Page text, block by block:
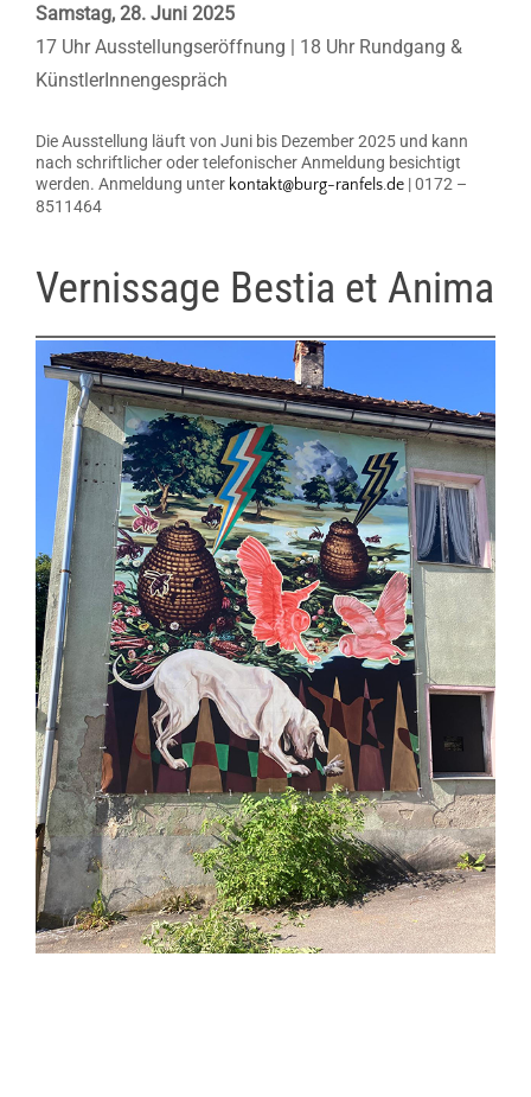
Samstag, 28. Juni 2025
17 Uhr Ausstellungseröffnung | 18 Uhr Rundgang &
KünstlerInnengespräch
Die Ausstellung läuft von Juni bis Dezember 2025 und kann
nach schriftlicher oder telefonischer Anmeldung besichtigt
werden. Anmeldung unter kontakt@burg-ranfels.de | 0172 –
8511464
Vernissage Bestia et Anima